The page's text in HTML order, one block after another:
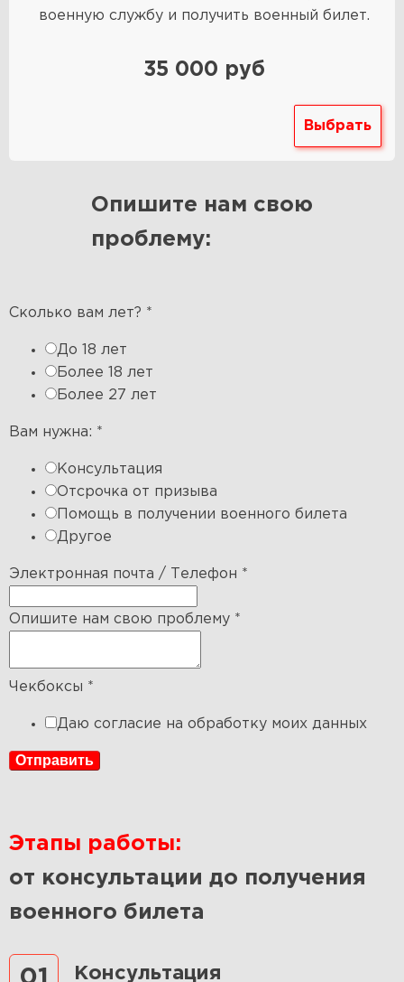
военную службу и получить военный билет.
35 000 руб
Выбрать
Опишите нам свою
проблему:
Сколько вам лет? *
До 18 лет
Более 18 лет
Более 27 лет
Вам нужна: *
Консультация
Отсрочка от призыва
Помощь в получении военного билета
Другое
Электронная почта / Телефон *
Опишите нам свою проблему *
Чекбоксы *
Даю согласие на обработку моих данных
Отправить
Этапы работы:
от консультации до получения
военного билета
Консультация